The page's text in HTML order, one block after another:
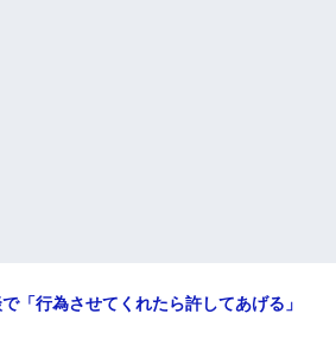
「行為させてくれたら許してあげる」